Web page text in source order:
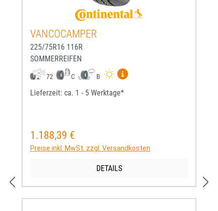
VANCOCAMPER
225/75R16 116R
SOMMERREIFEN
72 C B
Mehr Informationen zum
Lieferzeit: ca. 1 - 5 Werktage*
Regulärer Preis:
1.188,39 €
Preise inkl. MwSt. zzgl. Versandkosten
DETAILS